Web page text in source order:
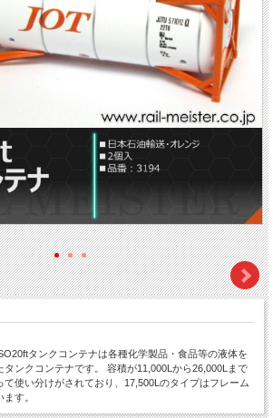
タンクコンテナは各種化学製品・食品等の液体を
ンクコンテナです。 容積が11,000Lから26,000Lまで
て使い分けがされており、17,500Lのタイプはフレーム
す。